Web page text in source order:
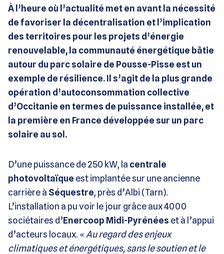
À l’heure où l’actualité met en avant la nécessité
de favoriser la décentralisation et l’implication
des territoires pour les projets d’énergie
renouvelable, la communauté énergétique bâtie
autour du parc solaire de Pousse-Pisse est un
exemple de résilience. Il s’agit de la plus grande
opération d’autoconsommation collective
d’Occitanie en termes de puissance installée, et
la première en France développée sur un parc
solaire au sol.
D’une puissance de 250 kW, la centrale
photovoltaïque est implantée sur une ancienne
carrière à Séquestre, près d’Albi (Tarn).
L’installation a pu voir le jour grâce aux 4000
sociétaires d’Enercoop Midi-Pyrénées et à l’appui
d’acteurs locaux. « Au regard des enjeux
climatiques et énergétiques, sans le soutien et le